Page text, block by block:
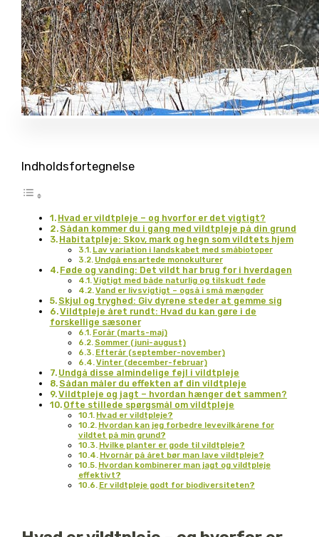
Indholdsfortegnelse
Hvad er vildtpleje – og hvorfor er det vigtigt?
Sådan kommer du i gang med vildtpleje på din grund
Habitatpleje: Skov, mark og hegn som vildtets hjem
Lav variation i landskabet med småbiotoper
Undgå ensartede monokulturer
Føde og vanding: Det vildt har brug for i hverdagen
Vigtigt med både naturlig og tilskudt føde
Vand er livsvigtigt – også i små mængder
Skjul og tryghed: Giv dyrene steder at gemme sig
Vildtpleje året rundt: Hvad du kan gøre i de
forskellige sæsoner
Forår (marts-maj)
Sommer (juni-august)
Efterår (september-november)
Vinter (december-februar)
Undgå disse almindelige fejl i vildtpleje
Sådan måler du effekten af din vildtpleje
Vildtpleje og jagt – hvordan hænger det sammen?
Ofte stillede spørgsmål om vildtpleje
Hvad er vildtpleje?
Hvordan kan jeg forbedre levevilkårene for
vildtet på min grund?
Hvilke planter er gode til vildtpleje?
Hvornår på året bør man lave vildtpleje?
Hvordan kombinerer man jagt og vildtpleje
effektivt?
Er vildtpleje godt for biodiversiteten?